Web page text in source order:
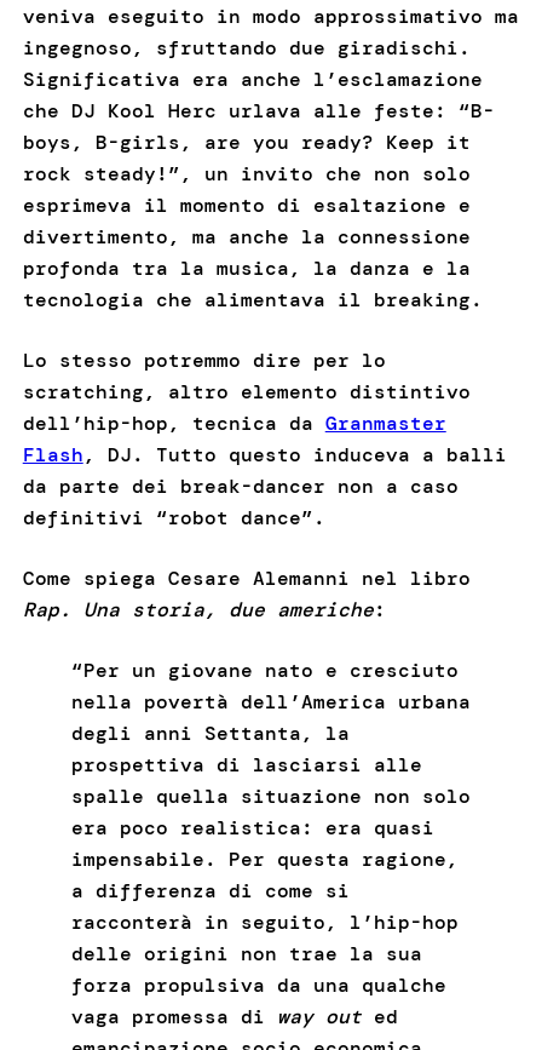
veniva eseguito in modo approssimativo ma
ingegnoso, sfruttando due giradischi.
Significativa era anche l’esclamazione
che DJ Kool Herc urlava alle feste: “B-
boys, B-girls, are you ready? Keep it
rock steady!”, un invito che non solo
esprimeva il momento di esaltazione e
divertimento, ma anche la connessione
profonda tra la musica, la danza e la
tecnologia che alimentava il breaking.
Lo stesso potremmo dire per lo
scratching, altro elemento distintivo
dell’hip-hop, tecnica da Granmaster
Flash, DJ. Tutto questo induceva a balli
da parte dei break-dancer non a caso
definitivi “robot dance”.
Come spiega Cesare Alemanni nel libro
Rap. Una storia, due americhe:
“Per un giovane nato e cresciuto
nella povertà dell’America urbana
degli anni Settanta, la
prospettiva di lasciarsi alle
spalle quella situazione non solo
era poco realistica: era quasi
impensabile. Per questa ragione,
a differenza di come si
racconterà in seguito, l’hip-hop
delle origini non trae la sua
forza propulsiva da una qualche
vaga promessa di way outed